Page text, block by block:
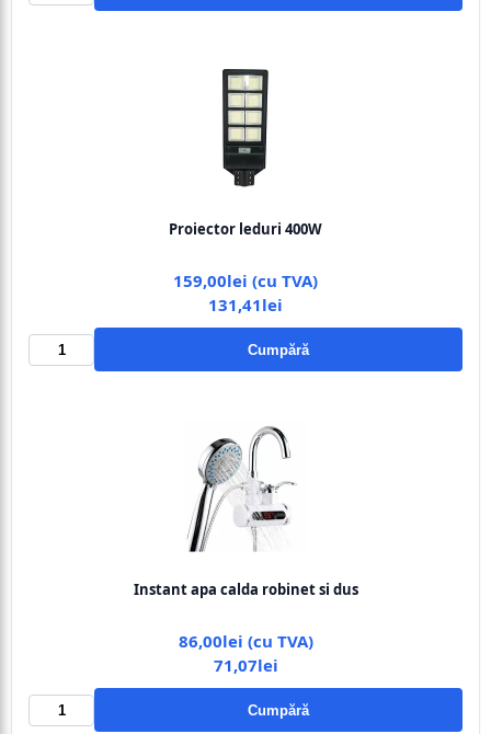
Proiector leduri 400W
159,00lei (cu TVA)
131,41lei
Cumpără
Instant apa calda robinet si dus
86,00lei (cu TVA)
71,07lei
Cumpără